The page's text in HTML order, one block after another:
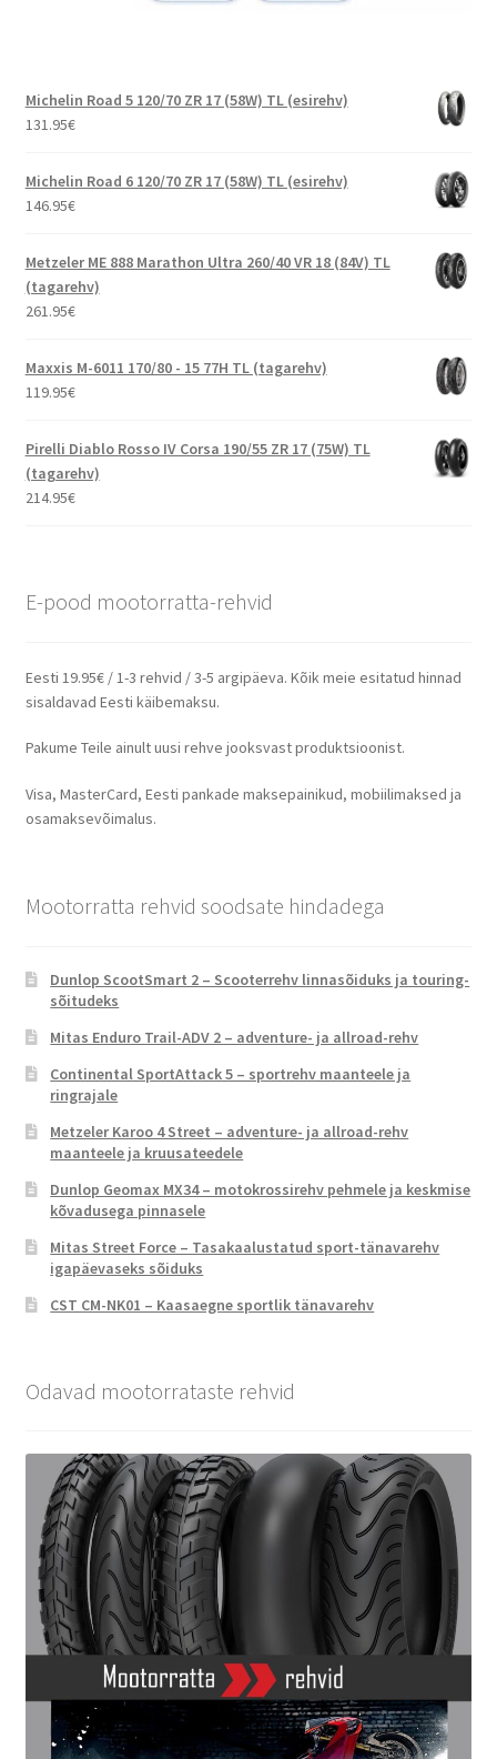
Michelin Road 5 120/70 ZR 17 (58W) TL (esirehv)
131.95€
Michelin Road 6 120/70 ZR 17 (58W) TL (esirehv)
146.95€
Metzeler ME 888 Marathon Ultra 260/40 VR 18 (84V) TL
(tagarehv)
261.95€
Maxxis M-6011 170/80 - 15 77H TL (tagarehv)
119.95€
Pirelli Diablo Rosso IV Corsa 190/55 ZR 17 (75W) TL
(tagarehv)
214.95€
E-pood mootorratta-rehvid
Eesti 19.95€ / 1-3 rehvid / 3-5 argipäeva. Kõik meie esitatud hinnad
sisaldavad Eesti käibemaksu.
Pakume Teile ainult uusi rehve jooksvast produktsioonist.
Visa, MasterCard, Eesti pankade maksepainikud, mobiilimaksed ja
osamaksevõimalus.
Mootorratta rehvid soodsate hindadega
Dunlop ScootSmart 2 – Scooterrehv linnasõiduks ja touring-
sõitudeks
Mitas Enduro Trail-ADV 2 – adventure- ja allroad-rehv
Continental SportAttack 5 – sportrehv maanteele ja
ringrajale
Metzeler Karoo 4 Street – adventure- ja allroad-rehv
maanteele ja kruusateedele
Dunlop Geomax MX34 – motokrossirehv pehmele ja keskmise
kõvadusega pinnasele
Mitas Street Force – Tasakaalustatud sport-tänavarehv
igapäevaseks sõiduks
CST CM-NK01 – Kaasaegne sportlik tänavarehv
Odavad mootorrataste rehvid